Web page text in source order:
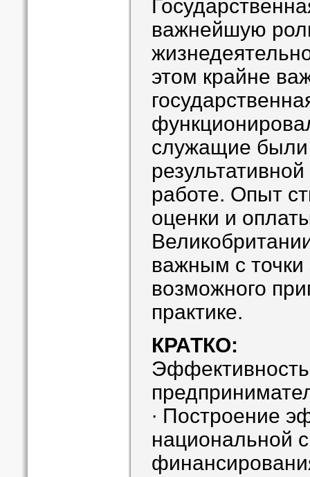
важнейшую
этом крайне
служащие
работе. Опыт
оценки и
важным с точки
возможного
практике.
КРАТКО:
∙ Построение
национальной